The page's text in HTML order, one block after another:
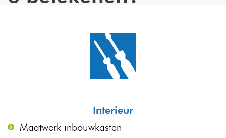
Interieur
Maatwerk inbouwkasten